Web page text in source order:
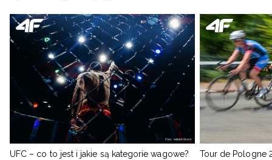
UFC – co to jest i jakie są kategorie wagowe?
Tour de Pologne